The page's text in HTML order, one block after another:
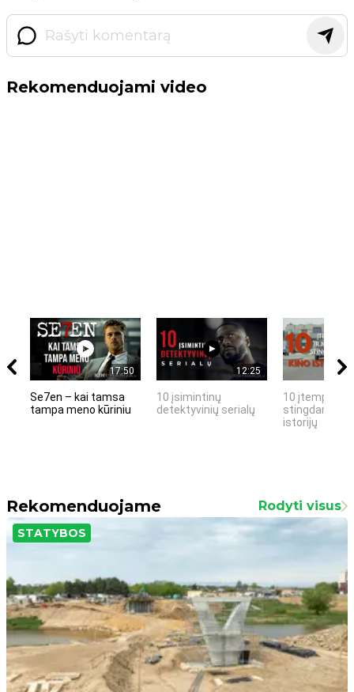
Rekomenduojami video
17:50
Se7en – kai tamsa
tampa meno kūriniu
12:25
10 įsimintinų
detektyvinių serialų
10 įtemptų,
stingdančių
istorijų
Rekomenduojame Rodyti visus
STATYBOS